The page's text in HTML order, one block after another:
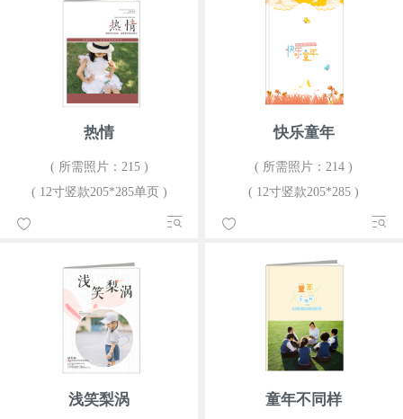
热情
( 所需照片：215 )
( 12寸竖款205*285单页 )
快乐童年
( 所需照片：214 )
( 12寸竖款205*285 )
浅笑梨涡 童年不同样